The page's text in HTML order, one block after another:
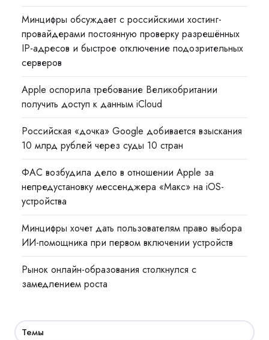
Минцифры обсуждает с российскими хостинг-
провайдерами постоянную проверку разрешённых
IP-адресов и быстрое отключение подозрительных
серверов
Apple оспорила требование Великобритании
получить доступ к данным iCloud
Российская «дочка» Google добивается взыскания
10 млрд рублей через суды 10 стран
ФАС возбудила дело в отношении Apple за
непредустановку мессенджера «Макс» на iOS-
устройства
Минцифры хочет дать пользователям право выбора
ИИ-помощника при первом включении устройств
Рынок онлайн-образования столкнулся с
замедлением роста
Темы